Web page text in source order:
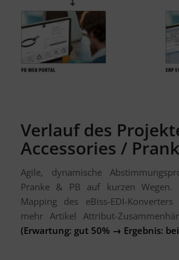
Verlauf des
Accessories /
Agile, dynamische
Pranke & PB auf kurzen Wegen.
Mapping des eBiss-EDI-
mehr Artikel Attribut-
(Erwartung: gut 50% → Ergebnis: